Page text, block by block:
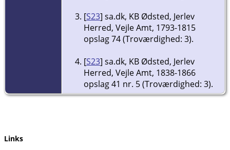
[S23] sa.dk, KB Ødsted, Jerlev
Herred, Vejle Amt, 1793-1815
opslag 74 (Troværdighed: 3).
[S23] sa.dk, KB Ødsted, Jerlev
Herred, Vejle Amt, 1838-1866
opslag 41 nr. 5 (Troværdighed: 3).
Links